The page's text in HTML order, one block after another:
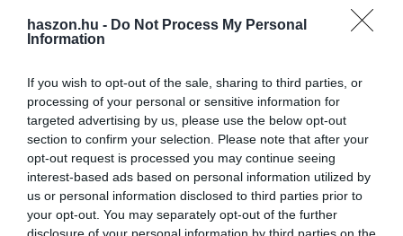
haszon.hu - Do Not Process My Personal
Information
If you wish to opt-out of the sale, sharing to third parties, or
processing of your personal or sensitive information for
targeted advertising by us, please use the below opt-out
section to confirm your selection. Please note that after your
opt-out request is processed you may continue seeing
interest-based ads based on personal information utilized by
us or personal information disclosed to third parties prior to
your opt-out. You may separately opt-out of the further
megfizetnünk, hanem az adóhiány miatti
adóbírságot és késedelmi pótlékot is.
adó adózás adóhivatal nav adóbevallás